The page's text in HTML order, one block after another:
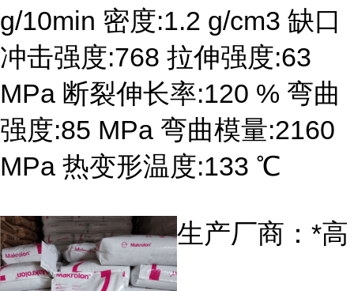
g/10min 密度:1.2 g/cm3 缺口
冲击强度:768 拉伸强度:63
MPa 断裂伸长率:120 % 弯曲
强度:85 MPa 弯曲模量:2160
MPa 热变形温度:133 ℃
生产厂商：*高